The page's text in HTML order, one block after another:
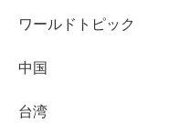
ワールドトピック
中国
台湾